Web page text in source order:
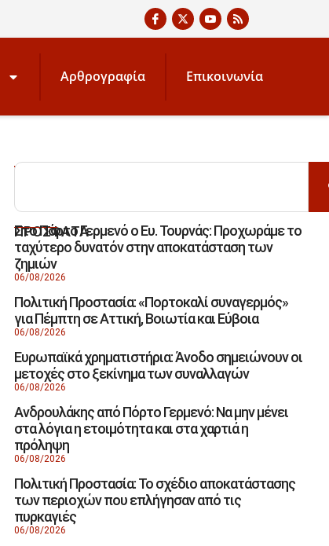
Αρθρογραφία Επικοινωνία
ΑΝΑΖΗΤΗΣΗ
ΠΡΟΣΦΑΤΑ
Στο Πόρτο Γερμενό ο Ευ. Τουρνάς: Προχωράμε το
ταχύτερο δυνατόν στην αποκατάσταση των
ζημιών
06/08/2026
Πολιτική Προστασία: «Πορτοκαλί συναγερμός»
για Πέμπτη σε Αττική, Βοιωτία και Εύβοια
06/08/2026
Ευρωπαϊκά χρηματιστήρια: Άνοδο σημειώνουν οι
μετοχές στο ξεκίνημα των συναλλαγών
06/08/2026
Ανδρουλάκης από Πόρτο Γερμενό: Να μην μένει
στα λόγια η ετοιμότητα και στα χαρτιά η
πρόληψη
06/08/2026
Πολιτική Προστασία: Το σχέδιο αποκατάστασης
των περιοχών που επλήγησαν από τις
πυρκαγιές
06/08/2026